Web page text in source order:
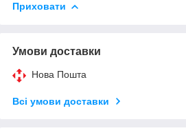
Приховати
Умови доставки
Нова Пошта
Всі умови доставки